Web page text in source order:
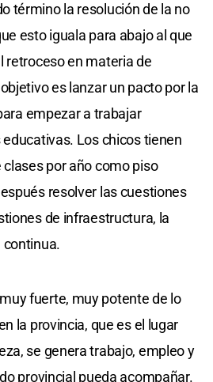
término la resolución de la no
esto iguala para abajo al que
retroceso en materia de
es lanzar un pacto por la
empezar a trabajar
Los chicos tienen
por año como piso
resolver las cuestiones
de infraestructura, la
fuerte, muy potente de lo
la provincia, que es el lugar
se genera trabajo, empleo y
provincial pueda acompañar.